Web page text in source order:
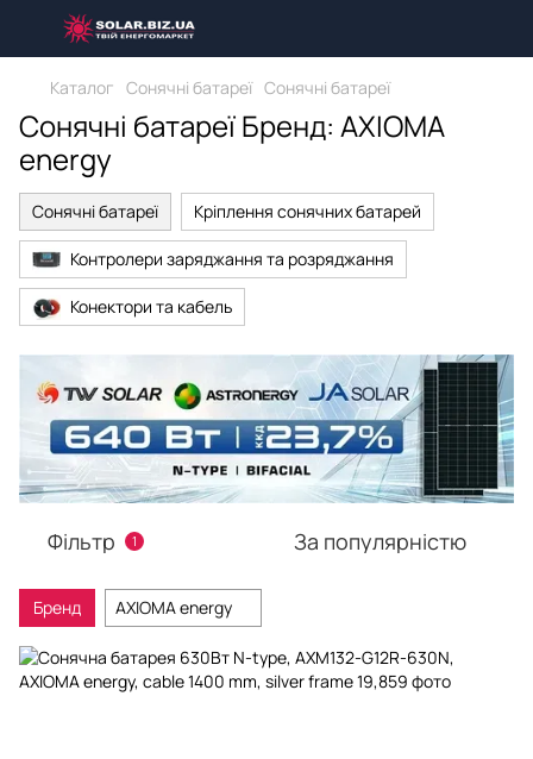
Каталог Сонячні батареї Сонячні батареї
Сонячні батареї Бренд: AXIOMA
energy
Сонячні батареї Кріплення сонячних батарей
Контролери заряджання та розряджання
Конектори та кабель
Фільтр 1 За популярністю
Бренд AXIOMA energy